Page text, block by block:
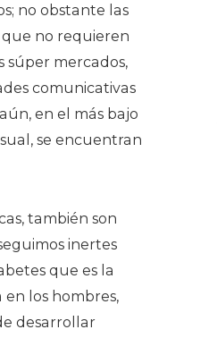
no obstante las
que no requieren
súper mercados,
comunicativas
en el más bajo
se encuentran
también son
inertes
que es la
los hombres,
desarrollar